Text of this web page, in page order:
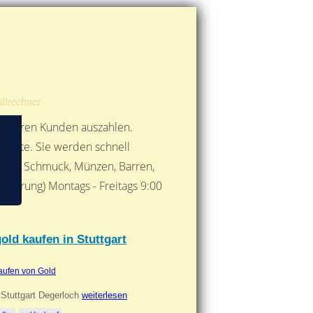
Kunden auszahlen.
Sie werden schnell
Schmuck, Münzen, Barren,
Montags - Freitags 9:00
kaufen in Stuttgart
von Gold
Degerloch weiterlesen